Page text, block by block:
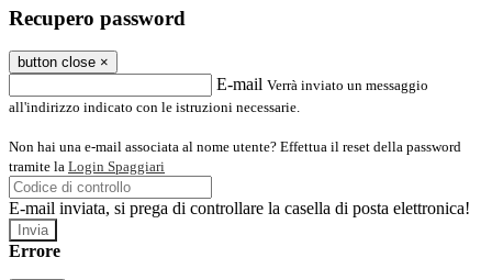
Recupero password
button close ×
E-mail Verrà inviato un messaggio
all'indirizzo indicato con le istruzioni necessarie.
Non hai una e-mail associata al nome utente? Effettua il reset della password
tramite la Login Spaggiari
E-mail inviata, si prega di controllare la casella di posta elettronica!
Errore